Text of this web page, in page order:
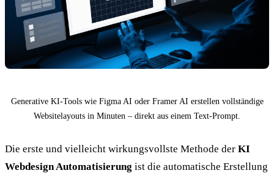
Generative KI-Tools wie Figma AI oder Framer AI erstellen vollständige
Websitelayouts in Minuten – direkt aus einem Text-Prompt.
Die erste und vielleicht wirkungsvollste Methode der KI
Webdesign Automatisierung ist die automatische Erstellung